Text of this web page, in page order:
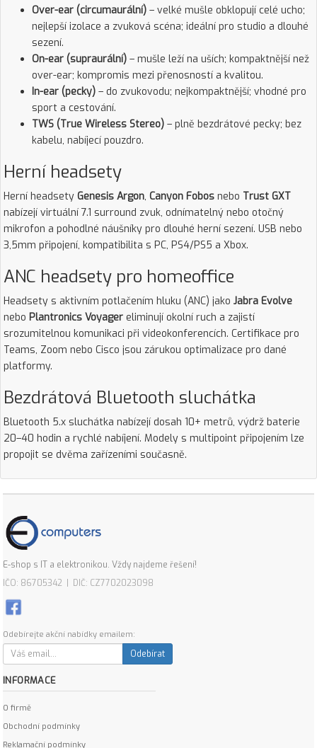
Over-ear (circumaurální) – velké mušle obklopují celé ucho;
nejlepší izolace a zvuková scéna; ideální pro studio a dlouhé
sezení.
On-ear (supraurální) – mušle leží na uších; kompaktnější než
over-ear; kompromis mezi přenosností a kvalitou.
In-ear (pecky) – do zvukovodu; nejkompaktnější; vhodné pro
sport a cestování.
TWS (True Wireless Stereo) – plně bezdrátové pecky; bez
kabelu, nabíjecí pouzdro.
Herní headsety
Herní headsety Genesis Argon, Canyon Fobos nebo Trust GXT
nabízejí virtuální 7.1 surround zvuk, odnímatelný nebo otočný
mikrofon a pohodlné náušníky pro dlouhé herní sezení. USB nebo
3,5mm připojení, kompatibilita s PC, PS4/PS5 a Xbox.
ANC headsety pro homeoffice
Headsety s aktivním potlačením hluku (ANC) jako Jabra Evolve
nebo Plantronics Voyager eliminují okolní ruch a zajistí
srozumitelnou komunikaci při videokonferencích. Certifikace pro
Teams, Zoom nebo Cisco jsou zárukou optimalizace pro dané
platformy.
Bezdrátová Bluetooth sluchátka
Bluetooth 5.x sluchátka nabízejí dosah 10+ metrů, výdrž baterie
20–40 hodin a rychlé nabíjení. Modely s multipoint připojením lze
propojit se dvěma zařízeními současně.
E-shop s IT a elektronikou. Vždy najdeme řešení!
IČO: 86705342 | DIČ: CZ7702023098
Odebírejte akční nabídky emailem:
Odebírat
INFORMACE
O firmě
Obchodní podmínky
Reklamační podmínky